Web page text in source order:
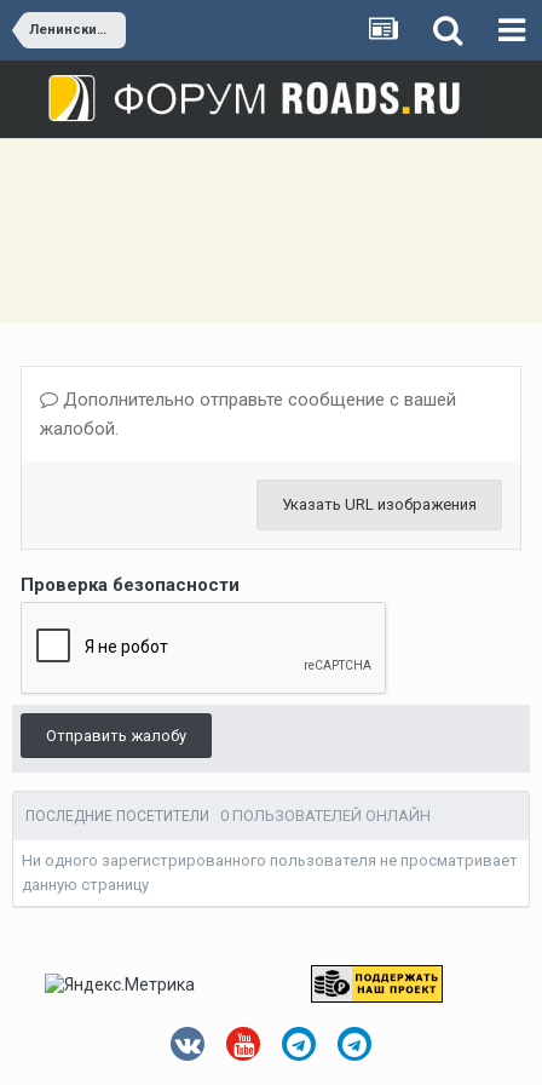
Ленинский г.о.
Дополнительно отправьте сообщение с вашей
жалобой.
Указать URL изображения
Проверка безопасности
Отправить жалобу
ПОСЛЕДНИЕ ПОСЕТИТЕЛИ 0 ПОЛЬЗОВАТЕЛЕЙ ОНЛАЙН
Ни одного зарегистрированного пользователя не просматривает
данную страницу